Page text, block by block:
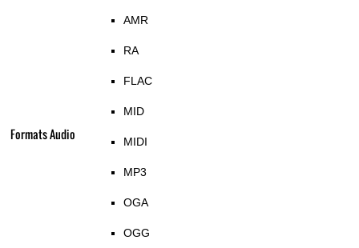
Formats Audio
AMR
RA
FLAC
MID
MIDI
MP3
OGA
OGG